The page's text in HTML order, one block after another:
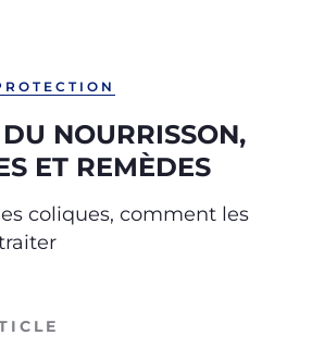
NOURRISSON,
ET REMÈDES
coliques, comment les